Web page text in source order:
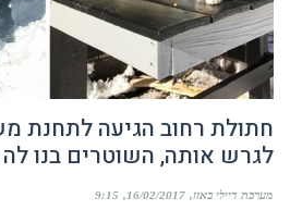
חתולת רחוב הגיעה לתחנת
לגרש אותה, השוטרים בנו
מערכת דיילי באזז 16/02/2017
9:15